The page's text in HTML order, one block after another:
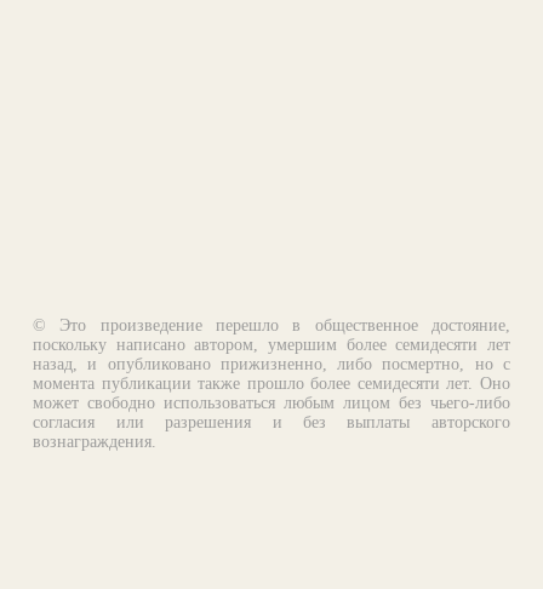
© Это произведение перешло в общественное достояние,
поскольку написано автором, умершим более семидесяти лет
назад, и опубликовано прижизненно, либо посмертно, но с
момента публикации также прошло более семидесяти лет. Оно
может свободно использоваться любым лицом без чьего-либо
согласия или разрешения и без выплаты авторского
вознаграждения.